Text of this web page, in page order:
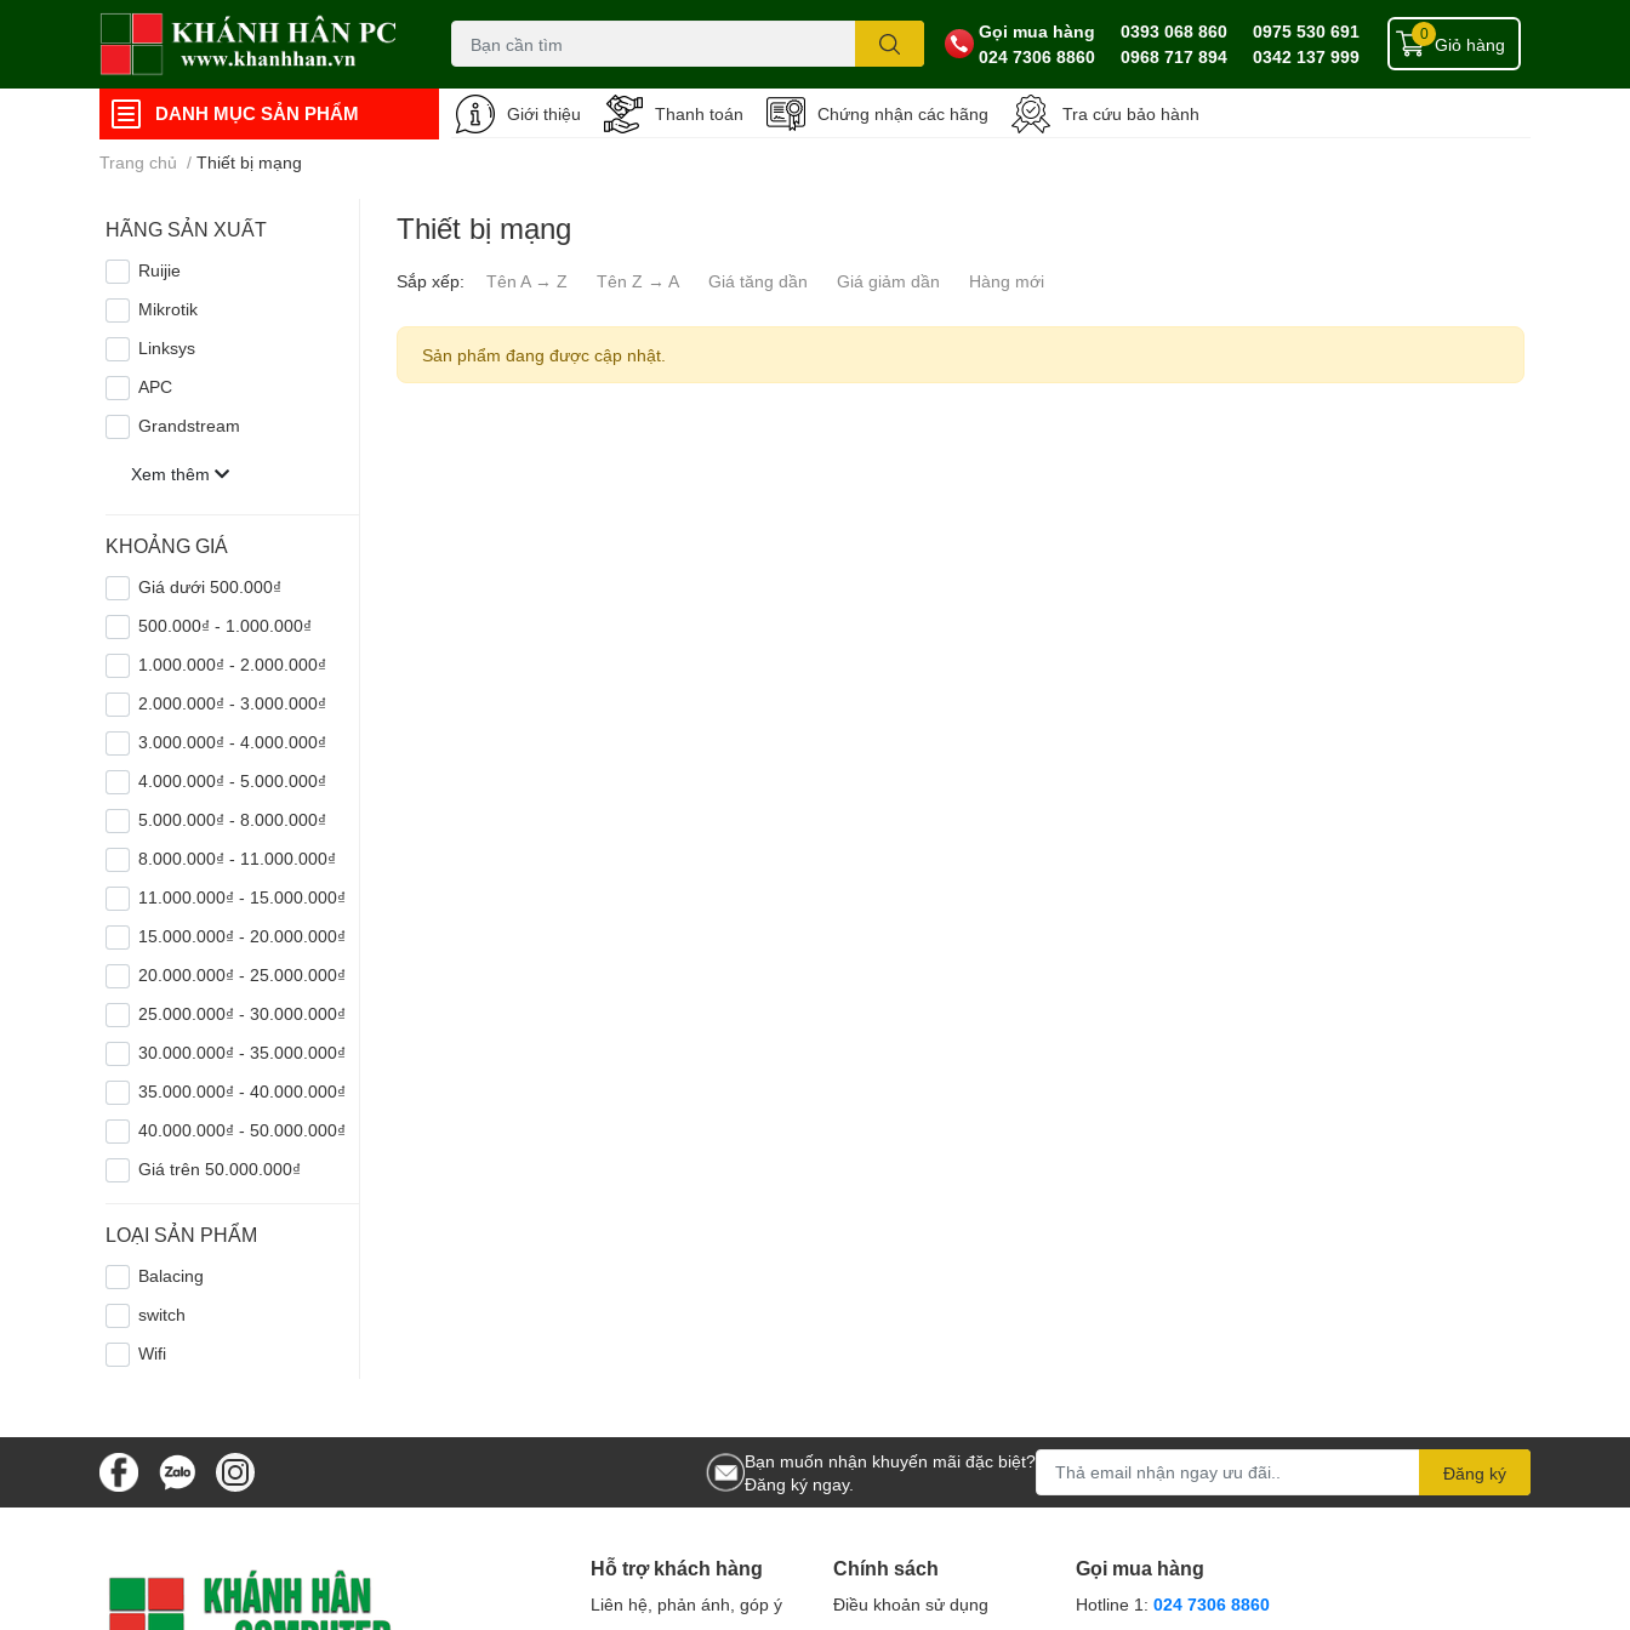
Gọi mua hàng
024 7306 8860
0393 068 860
0968 717 894
0975 530 691
0342 137 999
Giỏ hàng
0
DANH MỤC SẢN PHẨM Giới thiệu Thanh toán Chứng nhận các hãng Tra cứu bảo hành
Trang chủ / Thiết bị mạng
HÃNG SẢN XUẤT
Ruijie
Mikrotik
Linksys
APC
Grandstream
Xem thêm
KHOẢNG GIÁ
Giá dưới 500.000₫
500.000₫ - 1.000.000₫
1.000.000₫ - 2.000.000₫
2.000.000₫ - 3.000.000₫
3.000.000₫ - 4.000.000₫
4.000.000₫ - 5.000.000₫
5.000.000₫ - 8.000.000₫
8.000.000₫ - 11.000.000₫
11.000.000₫ - 15.000.000₫
15.000.000₫ - 20.000.000₫
20.000.000₫ - 25.000.000₫
25.000.000₫ - 30.000.000₫
30.000.000₫ - 35.000.000₫
35.000.000₫ - 40.000.000₫
40.000.000₫ - 50.000.000₫
Giá trên 50.000.000₫
LOẠI SẢN PHẨM
Balacing
switch
Wifi
Thiết bị mạng
Sắp xếp: Tên A → Z Tên Z → A Giá tăng dần Giá giảm dần Hàng mới
Sản phẩm đang được cập nhật.
Bạn muốn nhận khuyến mãi đặc biệt?
Đăng ký ngay.
Đăng ký
Hỗ trợ khách hàng
Liên hệ, phản ánh, góp ý
Chính sách
Điều khoản sử dụng
Gọi mua hàng
Hotline 1: 024 7306 8860